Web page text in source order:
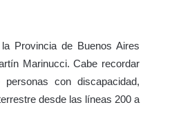
Provincia de Buenos Aires
Marinucci. Cabe recordar
con discapacidad,
desde las líneas 200 a